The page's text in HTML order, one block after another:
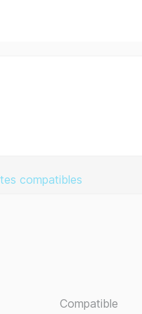
compatibles
Compatible